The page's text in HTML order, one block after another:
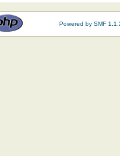
Powered by SMF